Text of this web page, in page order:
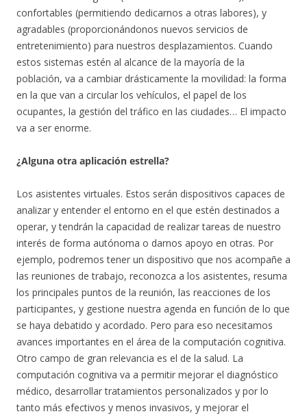
confortables (permitiendo dedicarnos a otras labores), y
agradables (proporcionándonos nuevos servicios de
entretenimiento) para nuestros desplazamientos. Cuando
estos sistemas estén al alcance de la mayoría de la
población, va a cambiar drásticamente la movilidad: la forma
en la que van a circular los vehículos, el papel de los
ocupantes, la gestión del tráfico en las ciudades… El impacto
va a ser enorme.
¿Alguna otra aplicación estrella?
Los asistentes virtuales. Estos serán dispositivos capaces de
analizar y entender el entorno en el que estén destinados a
operar, y tendrán la capacidad de realizar tareas de nuestro
interés de forma autónoma o darnos apoyo en otras. Por
ejemplo, podremos tener un dispositivo que nos acompañe a
las reuniones de trabajo, reconozca a los asistentes, resuma
los principales puntos de la reunión, las reacciones de los
participantes, y gestione nuestra agenda en función de lo que
se haya debatido y acordado. Pero para eso necesitamos
avances importantes en el área de la computación cognitiva.
Otro campo de gran relevancia es el de la salud. La
computación cognitiva va a permitir mejorar el diagnóstico
médico, desarrollar tratamientos personalizados y por lo
tanto más efectivos y menos invasivos, y mejorar el